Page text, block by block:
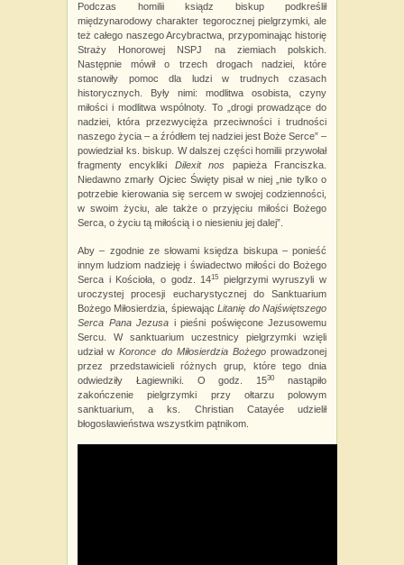
Podczas homilii ksiądz biskup podkreślił
międzynarodowy charakter tegorocznej pielgrzymki, ale
też całego naszego Arcybractwa, przypominając historię
Straży Honorowej NSPJ na ziemiach polskich.
Następnie mówił o trzech drogach nadziei, które
stanowiły pomoc dla ludzi w trudnych czasach
historycznych. Były nimi: modlitwa osobista, czyny
miłości i modlitwa wspólnoty. To „drogi prowadzące do
nadziei, która przezwycięża przeciwności i trudności
naszego życia – a źródłem tej nadziei jest Boże Serce” –
powiedział ks. biskup. W dalszej części homilii przywołał
fragmenty encykliki Dilexit nos papieża Franciszka.
Niedawno zmarły Ojciec Święty pisał w niej „nie tylko o
potrzebie kierowania się sercem w swojej codzienności,
w swoim życiu, ale także o przyjęciu miłości Bożego
Serca, o życiu tą miłością i o niesieniu jej dalej”.
Aby – zgodnie ze słowami księdza biskupa – ponieść
innym ludziom nadzieję i świadectwo miłości do Bożego
Serca i Kościoła, o godz. 1415
pielgrzymi wyruszyli w
uroczystej procesji eucharystycznej do Sanktuarium
Bożego Miłosierdzia, śpiewającLitanię do Najświętszego
Serca Pana Jezusa i pieśni poświęcone Jezusowemu
Sercu. W sanktuarium uczestnicy pielgrzymki wzięli
udział wKoronce do Miłosierdzia Bożegoprowadzonej
przez przedstawicieli różnych grup, które tego dnia
odwiedziły Łagiewniki. O godz. 1530
nastąpiło
zakończenie pielgrzymki przy ołtarzu polowym
sanktuarium, a ks. Christian Catayée udzielił
błogosławieństwa wszystkim pątnikom.